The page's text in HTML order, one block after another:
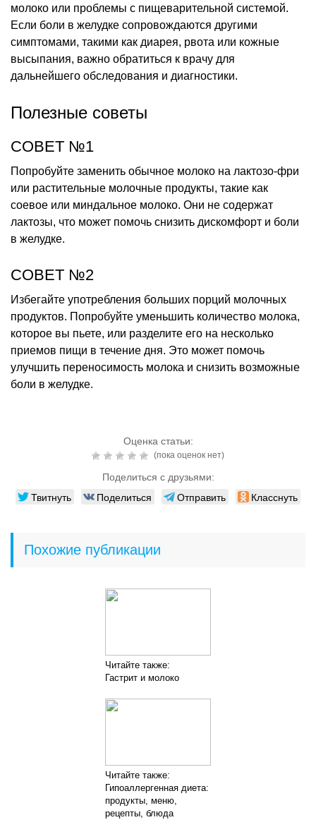
молоко или проблемы с пищеварительной системой.
Если боли в желудке сопровождаются другими
симптомами, такими как диарея, рвота или кожные
высыпания, важно обратиться к врачу для
дальнейшего обследования и диагностики.
Полезные советы
СОВЕТ №1
Попробуйте заменить обычное молоко на лактозо-фри
или растительные молочные продукты, такие как
соевое или миндальное молоко. Они не содержат
лактозы, что может помочь снизить дискомфорт и боли
в желудке.
СОВЕТ №2
Избегайте употребления больших порций молочных
продуктов. Попробуйте уменьшить количество молока,
которое вы пьете, или разделите его на несколько
приемов пищи в течение дня. Это может помочь
улучшить переносимость молока и снизить возможные
боли в желудке.
Оценка статьи:
(пока оценок нет)
Поделиться с друзьями:
Твитнуть Поделиться Отправить Класснуть
Похожие публикации
Читайте также:
Гастрит и молоко
Читайте также:
Гипоаллергенная диета:
продукты, меню,
рецепты, блюда